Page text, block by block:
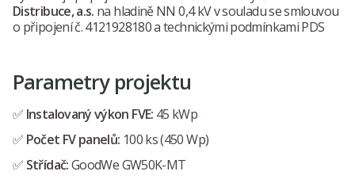
Distribuce, a.s. na hladině NN 0,4 kV v souladu se smlouvou
o připojení č. 4121928180 a technickými podmínkami PDS
Parametry projektu
✅ Instalovaný výkon FVE: 45 kWp
✅ Počet FV panelů: 100 ks (450 Wp)
✅ Střídač:GoodWe GW50K-MT